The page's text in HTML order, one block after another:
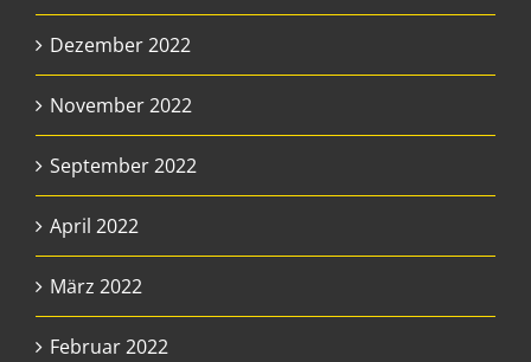
Dezember 2022
November 2022
September 2022
April 2022
März 2022
Februar 2022